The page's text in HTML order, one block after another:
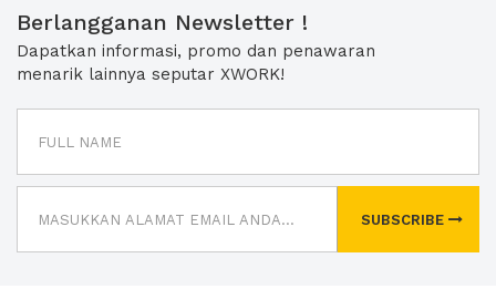
Berlangganan Newsletter !
Dapatkan informasi, promo dan penawaran
menarik lainnya seputar XWORK!
SUBSCRIBE